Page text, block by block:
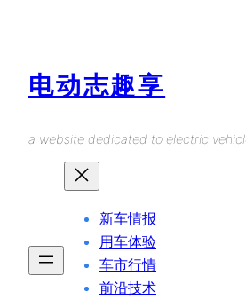
电动志趣享
a website dedicated to electric
新车情报
用车体验
车市行情
前沿技术